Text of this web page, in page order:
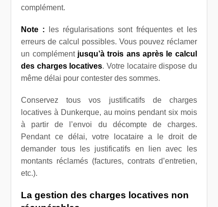
complément.
Note :
les régularisations sont fréquentes et les
erreurs de calcul possibles. Vous pouvez réclamer
un complément jusqu’à trois ans après le calcul
des charges locatives. Votre locataire dispose du
même délai pour contester des sommes.
Conservez tous vos justificatifs de charges
locatives à Dunkerque, au moins pendant six mois
à partir de l’envoi du décompte de charges.
Pendant ce délai, votre locataire a le droit de
demander tous les justificatifs en lien avec les
montants réclamés (factures, contrats d’entretien,
etc.).
La gestion des charges locatives non